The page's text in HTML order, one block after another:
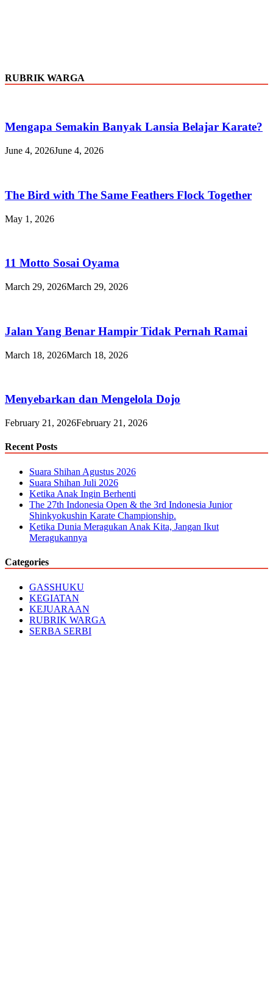
RUBRIK WARGA
Mengapa Semakin Banyak Lansia Belajar Karate?
June 4, 2026June 4, 2026
The Bird with The Same Feathers Flock Together
May 1, 2026
11 Motto Sosai Oyama
March 29, 2026March 29, 2026
Jalan Yang Benar Hampir Tidak Pernah Ramai
March 18, 2026March 18, 2026
Menyebarkan dan Mengelola Dojo
February 21, 2026February 21, 2026
Recent Posts
Suara Shihan Agustus 2026
Suara Shihan Juli 2026
Ketika Anak Ingin Berhenti
The 27th Indonesia Open & the 3rd Indonesia Junior
Shinkyokushin Karate Championship.
Ketika Dunia Meragukan Anak Kita, Jangan Ikut
Meragukannya
Categories
GASSHUKU
KEGIATAN
KEJUARAAN
RUBRIK WARGA
SERBA SERBI